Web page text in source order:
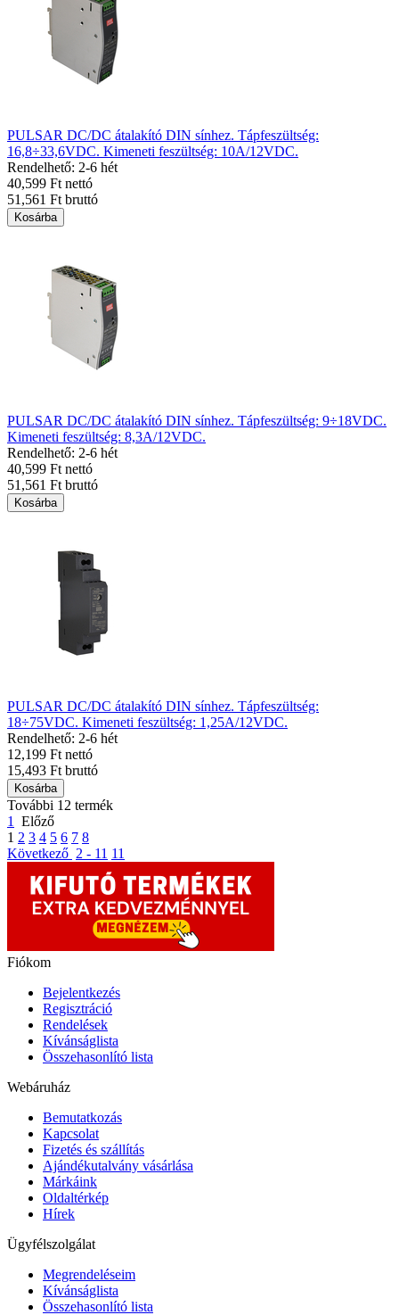
PULSAR DC/DC átalakító DIN sínhez. Tápfeszültség:
16,8÷33,6VDC. Kimeneti feszültség: 10A/12VDC.
Rendelhető: 2-6 hét
40,599 Ft nettó
51,561 Ft bruttó
Kosárba
PULSAR DC/DC átalakító DIN sínhez. Tápfeszültség: 9÷18VDC.
Kimeneti feszültség: 8,3A/12VDC.
Rendelhető: 2-6 hét
40,599 Ft nettó
51,561 Ft bruttó
Kosárba
PULSAR DC/DC átalakító DIN sínhez. Tápfeszültség:
18÷75VDC. Kimeneti feszültség: 1,25A/12VDC.
Rendelhető: 2-6 hét
12,199 Ft nettó
15,493 Ft bruttó
Kosárba
További 12 termék
1
Előző
1 2 3 4 5 6 7 8
Következő 2 - 11 11
Fiókom
Bejelentkezés
Regisztráció
Rendelések
Kívánságlista
Összehasonlító lista
Webáruház
Bemutatkozás
Kapcsolat
Fizetés és szállítás
Ajándékutalvány vásárlása
Márkáink
Oldaltérkép
Hírek
Ügyfélszolgálat
Megrendeléseim
Kívánságlista
Összehasonlító lista